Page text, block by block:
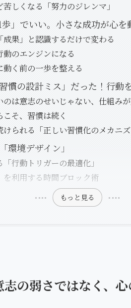
しくなる「努力のジレンマ」
」でいい。小さな成功が心を
成果」と認識するだけで変わる
動のエンジンになる
く前の一歩を整える
慣の設計ミス」だった！行動
のは意志のせいじゃない、仕組み
そ、習慣は続く
られる「正しい習慣化のメカニズ
環境デザイン」
行動トリガーの最適化」
を利用する時間ブロック術
もっと見る
の弱さではなく、